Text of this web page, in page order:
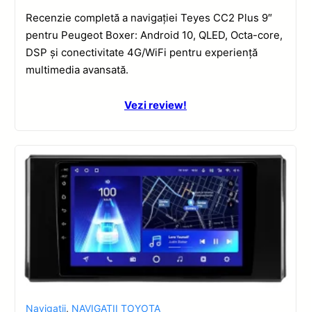
Recenzie completă a navigației Teyes CC2 Plus 9″
pentru Peugeot Boxer: Android 10, QLED, Octa-core,
DSP și conectivitate 4G/WiFi pentru experiență
multimedia avansată.
Vezi review!
Navigatii, NAVIGATII TOYOTA